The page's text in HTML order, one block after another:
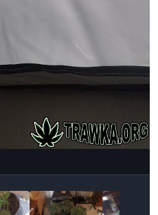
Image Tools